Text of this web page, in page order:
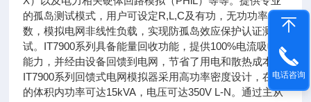
的孤岛测试模式，用户可设定R,L,C及有功，无功功率参
数，模拟电网非线性负载，实现防孤岛效应保护认证测
试。IT7900系列具备能量回收功能，提供100%电流吸收
能力，并经由设备回馈到电网，节省了用电和散热成本。
IT7900系列回馈式电网模拟器采用高功率密度设计，在3U
的体积内功率可达15kVA，电压可达350V L-N。通过主从
电话咨询